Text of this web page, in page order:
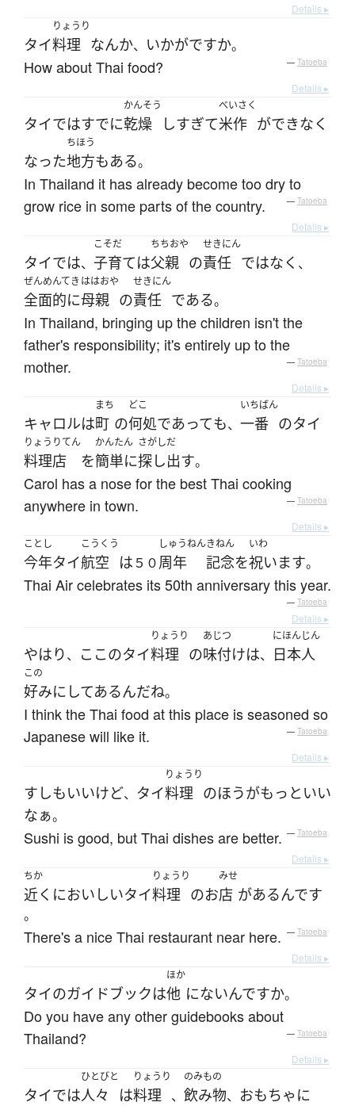
Details ▸
タイ
りょうり
料理 なんか、 いかがですか。
How about Thai food? — Tatoeba
Details ▸
タイではすでに
かんそう
乾燥 しすぎて
べいさく
米作 ができなく
なった
ちほう
地方もある。
In Thailand it has already become too dry to
grow rice in some parts of the country.
— Tatoeba
Details ▸
タイでは、
こそだ
子育ては
ちちおや
父親 の
せきにん
責任 ではなく 、
ぜんめんてき
全面的に
ははおや
母親 の
せきにん
責任 である。
In Thailand, bringing up the children isn't the
father's responsibility; it's entirely up to the
mother.
— Tatoeba
Details ▸
キャロルは
まち
町 の
どこ
何処であっても、
いちばん
一番 のタイ
りょうりてん
料理店 を
かんたん
簡単に
さがしだ
探し出す。
Carol has a nose for the best Thai cooking
anywhere in town.
— Tatoeba
Details ▸
ことし
今年タイ
こうくう
航空 は５０
しゅうねん
周年
きねん
記念を
いわ
祝います。
Thai Air celebrates its 50th anniversary this year.
— Tatoeba
Details ▸
やはり、 ここのタイ
りょうり
料理 の
あじつ
味付けは、
にほんじん
日本人
この
好みに してあるんだね。
I think the Thai food at this place is seasoned so
Japanese will like it.
— Tatoeba
Details ▸
すしもいいけど、 タイ
りょうり
料理 のほうがもっといい
なぁ。
Sushi is good, but Thai dishes are better. — Tatoeba
Details ▸
ちか
近く においしいタイ
りょうり
料理 のお
みせ
店 があるんです
。
There's a nice Thai restaurant near here. — Tatoeba
Details ▸
タイのガイドブックは
ほか
他 にないんですか。
Do you have any other guidebooks about
Thailand?
— Tatoeba
Details ▸
タイでは
ひとびと
人々 は
りょうり
料理 、
のみもの
飲み物、 おもちゃ に